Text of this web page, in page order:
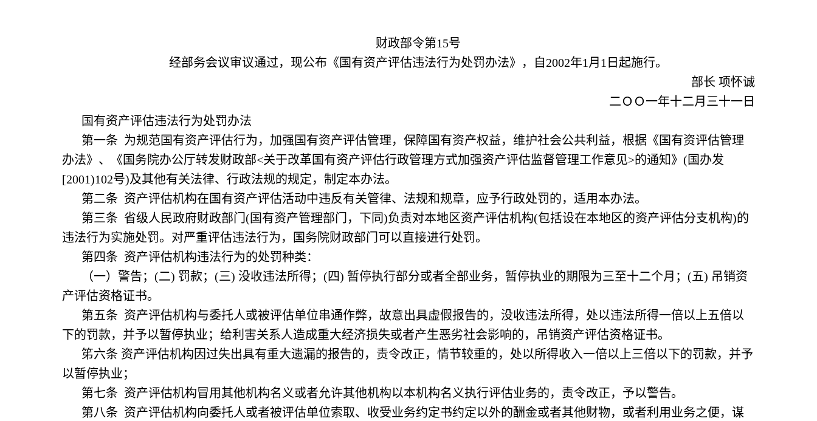
财政部令第15号
经部务会议审议通过，现公布《国有资产评估违法行为处罚办法》，自2002年1月1日起施行。
部长 项怀诚
二ＯＯ一年十二月三十一日
国有资产评估违法行为处罚办法
第一条 为规范国有资产评估行为，加强国有资产评估管理，保障国有资产权益，维护社会公共利益，根据《国有资评估管理
办法》、《国务院办公厅转发财政部<关于改革国有资产评估行政管理方式加强资产评估监督管理工作意见>的通知》(国办发
[2001)102号)及其他有关法律、行政法规的规定，制定本办法。
第二条 资产评估机构在国有资产评估活动中违反有关管律、法规和规章，应予行政处罚的，适用本办法。
第三条 省级人民政府财政部门(国有资产管理部门，下同)负责对本地区资产评估机构(包括设在本地区的资产评估分支机构)的
违法行为实施处罚。对严重评估违法行为，国务院财政部门可以直接进行处罚。
第四条 资产评估机构违法行为的处罚种类：
（一）警告；(二) 罚款；(三) 没收违法所得；(四) 暂停执行部分或者全部业务，暂停执业的期限为三至十二个月；(五) 吊销资
产评估资格证书。
第五条 资产评估机构与委托人或被评估单位串通作弊，故意出具虚假报告的，没收违法所得，处以违法所得一倍以上五倍以
下的罚款，并予以暂停执业；给利害关系人造成重大经济损失或者产生恶劣社会影响的，吊销资产评估资格证书。
笫六条 资产评估机构因过失出具有重大遗漏的报告的，责令改正，情节较重的，处以所得收入一倍以上三倍以下的罚款，并予
以暂停执业；
第七条 资产评估机构冒用其他机构名义或者允许其他机构以本机构名义执行评估业务的，责令改正，予以警告。
第八条 资产评估机构向委托人或者被评估单位索取、收受业务约定书约定以外的酬金或者其他财物，或者利用业务之便，谋